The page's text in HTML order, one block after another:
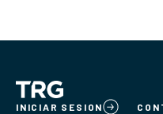
INICIAR SESION